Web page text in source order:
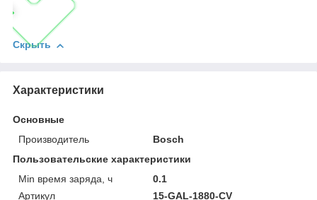
Скрыть
Характеристики
Основные
Производитель
Bosch
Пользовательские характеристики
Min время заряда, ч
0.1
Артикул
15-GAL-1880-CV